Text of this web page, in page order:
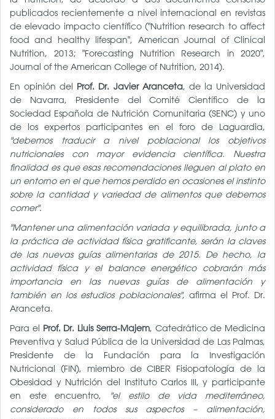
publicados recientemente a nivel internacional en revistas
de elevado impacto científico ("Nutrition research to affect
food and healthy lifespan", American Journal of Clinical
Nutrition, 2013; "Forecasting Nutrition Research in 2020",
Journal of the American College of Nutrition, 2014).
En opinión del Prof. Dr. Javier Aranceta, de la Universidad
de Navarra, Presidente del Comité Científico de la
Sociedad Española de Nutrición Comunitaria (SENC) y uno
de los expertos participantes en el foro de Laguardia,
"debemos traducir a nivel poblacional los objetivos
nutricionales con mayor evidencia científica. Nuestra
finalidad es que esas recomendaciones lleguen al plato en
un entorno en el que hemos perdido en ocasiones el instinto
sobre la cantidad y variedad de alimentos que debemos
comer".
"Mantener una alimentación variada y equilibrada, junto a
la práctica de actividad física gratificante, serán la claves
de las nuevas guías alimentarias de 2015. De hecho, la
actividad física y el balance energético cobrarán más
importancia en las nuevas guías de alimentación y
también en los estudios poblacionales", afirma el Prof. Dr.
Aranceta.
Para el Prof. Dr. Lluis Serra-Majem, Catedrático de Medicina
Preventiva y Salud Pública de la Universidad de Las Palmas,
Presidente de la Fundación para la Investigación
Nutricional (FIN), miembro de CIBER Fisiopatología de la
Obesidad y Nutrición del Instituto Carlos III, y participante
en este encuentro,
"el estilo de vida mediterráneo,
considerado en todos sus aspectos – alimentación,